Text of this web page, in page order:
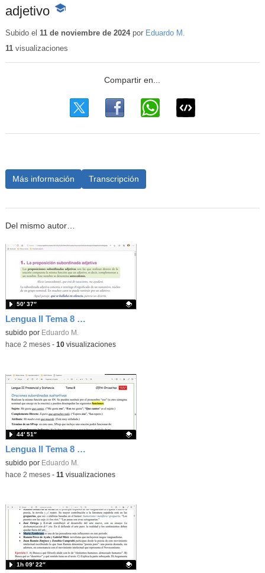
adjetivo -
educativo
Subido el 11 de noviembre de 2024por Eduardo M.
11visualizaciones
Más información Transcripción
Del mismo autor…
Lengua II Tema 8 Clase 80 20260531 - Oraciones subordinadas adjetivas o de relativo
Contenido educativo.
subido por Eduardo M.
50′ 37″
-hace 2 meses- 10visualizaciones
Lengua II Tema 8 Clase 79 20260520 - Oraciones subordinadas sustantivas
Contenido educativo.
subido por Eduardo M.
44′ 51″
-hace 2 meses- 11 visualizaciones
1h 09′ 22″